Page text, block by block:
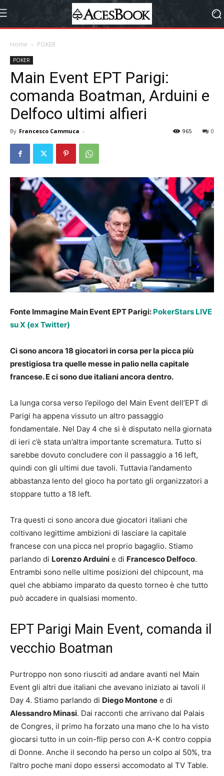
Home POKER
POKER
Main Event EPT Parigi:
comanda Boatman, Arduini e
Delfoco ultimi alfieri
By Francesco Cammuca - 0
965
Fonte Immagine Main Event EPT Parigi: PokerStars LIVE
su X (ex Twitter)
Ci sono ancora 18 giocatori in corsa per la picca più
prestigiosa tra quelle messe in palio nella capitale
francese. E ci sono due italiani ancora dentro.
La lunga corsa verso l’epilogo del Main Event dell’EPT di
Parigi ha appena vissuto un altro passaggio
fondamentale. Nel Day 4 che si è disputato nella giornata
di ieri c’è stata un’altra importante scrematura. Tutto si
sarebbe dovuto concludere con il passaggio a 16 left,
quindi con gli ultimi due tavoli. Tuttavia l’andamento
abbastanza lento del gioco ha portato gli organizzatori a
stoppare tutto a 18 left.
Tra questi ci sono ancora due giocatori italiani che
coltivano legittime ambizioni di lasciare la capitale
francese con una picca nel proprio bagaglio. Stiamo
parlando di Lorenzo Arduini e di Francesco Delfoco.
Entrambi sono nelle ultime posizioni del chipcount, ma
quel che abbiamo imparato da questo torneo è che tutto
può accadere in qualsiasi momento.
EPT Parigi Main Event, comanda il
vecchio Boatman
Purtroppo non sono riusciti ad andare avanti nel Main
Event gli altri due italiani che avevano iniziato ai tavoli il
Day 4. Stiamo parlando di Diego Montone e di
Alessandro Minasi. Dai racconti che arrivano dal Palais
de Congres, il primo ha forzato una mano che lo ha visto
giocarsi tutto in un coin-flip perso con A-K contro coppia
di Donne. Anche il secondo ha perso un colpo al 50%, tra
l’altro poche mani dopo essersi accomodato al TV Table.